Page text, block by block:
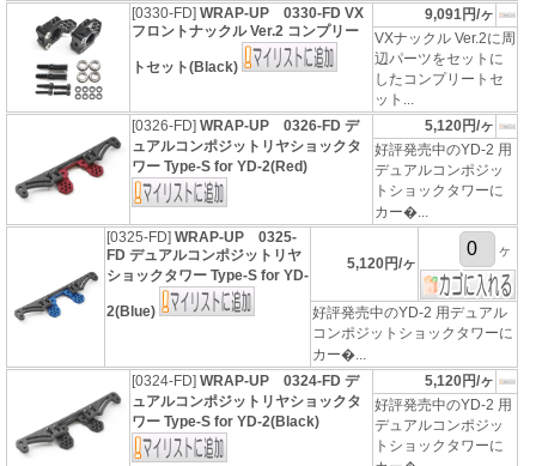
[0330-FD]WRAP-UP 0330-FD VX
フロントナックル Ver.2 コンプリー
トセット(Black)
9,091円/ヶ
VXナックル Ver.2に周
辺パーツをセットに
したコンプリートセ
ット...
[0326-FD]WRAP-UP 0326-FD デ
ュアルコンポジットリヤショックタ
ワー Type-S for YD-2(Red)
5,120円/ヶ
好評発売中のYD-2 用
デュアルコンポジッ
トショックタワーに
カー�...
[0325-FD]WRAP-UP 0325-
FD デュアルコンポジットリヤ
ショックタワー Type-S for YD-
2(Blue)
5,120円/ヶ
ヶ
好評発売中のYD-2 用デュアル
コンポジットショックタワーに
カー�...
[0324-FD]WRAP-UP 0324-FD デ
ュアルコンポジットリヤショックタ
ワー Type-S for YD-2(Black)
5,120円/ヶ
好評発売中のYD-2 用
デュアルコンポジッ
トショックタワーに